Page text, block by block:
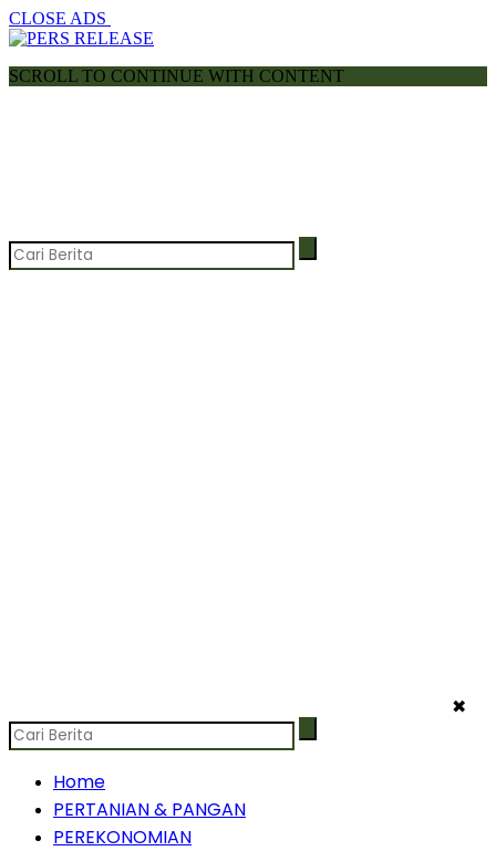
CLOSE ADS
SCROLL TO CONTINUE WITH CONTENT
✖
Home
PERTANIAN & PANGAN
PEREKONOMIAN